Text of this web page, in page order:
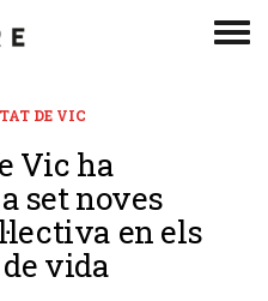
DE VIC
Vic ha
set noves
en els
vida